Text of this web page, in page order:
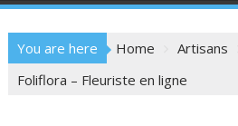
You are here Home
Artisans
Foliflora – Fleuriste en ligne